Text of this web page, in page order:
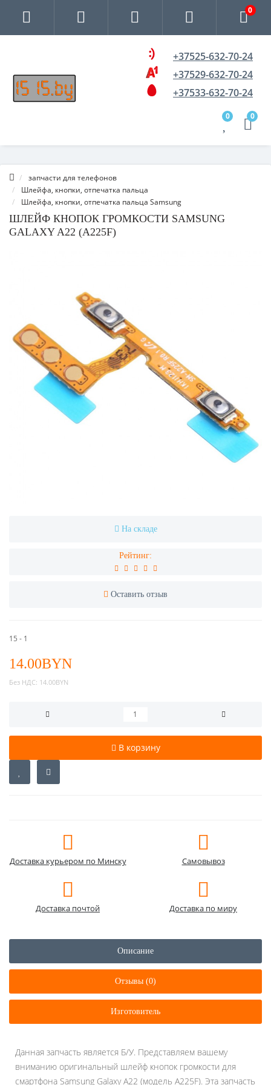
0
+37525-632-70-24
+37529-632-70-24
+37533-632-70-24
0 0
запчасти для телефонов
Шлейфа, кнопки, отпечатка пальца
Шлейфа, кнопки, отпечатка пальца Samsung
ШЛЕЙФ КНОПОК ГРОМКОСТИ SAMSUNG
GALAXY A22 (A225F)
На складе
Рейтинг:
Оставить отзыв
15 - 1
14.00BYN
Без НДС: 14.00BYN
В корзину
Доставка курьером по Минску Самовывоз
Доставка почтой Доставка по миру
Описание
Отзывы (0)
Изготовитель
Данная запчасть является Б/У. Представляем вашему
вниманию оригинальный шлейф кнопок громкости для
смартфона Samsung Galaxy A22 (модель A225F). Эта запчасть